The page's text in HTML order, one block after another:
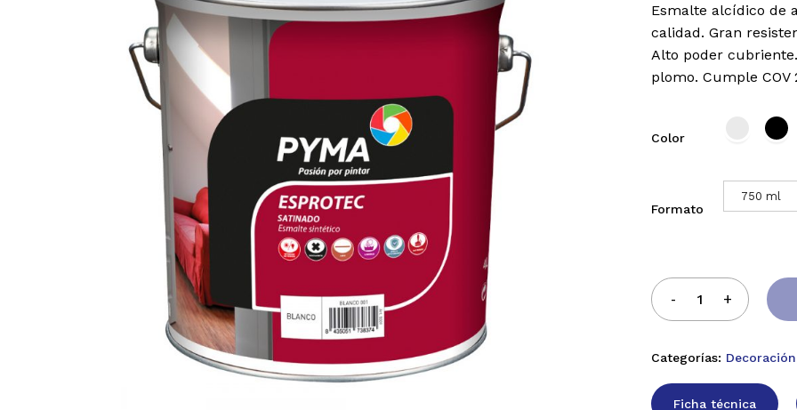
Esmalte alcídico de
calidad. Gran
Alto poder
plomo. Cumple COV
Color
Formato
750 ml
Categorías: Decoración
Ficha técnica